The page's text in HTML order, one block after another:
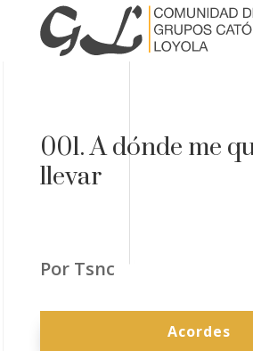
001. A dónde me
llevar
Por Tsnc
Acordes